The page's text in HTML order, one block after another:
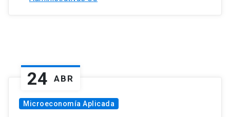
24 ABR
Microeconomía Aplicada